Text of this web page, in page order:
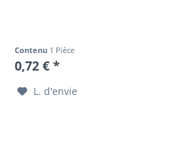
Contenu 1 Pièce
0,72 € *
L. d'envie